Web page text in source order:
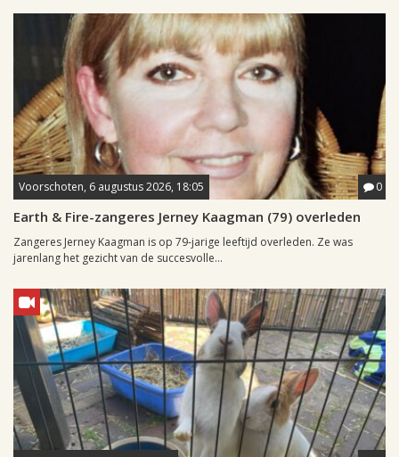
Voorschoten, 6 augustus 2026, 18:05 0
Earth & Fire-zangeres Jerney Kaagman (79) overleden
Zangeres Jerney Kaagman is op 79-jarige leeftijd overleden. Ze was
jarenlang het gezicht van de succesvolle...